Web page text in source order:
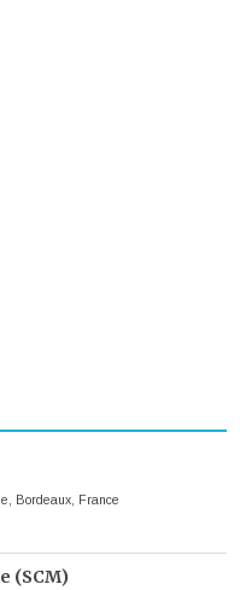
Bordeaux, France
(SCM)